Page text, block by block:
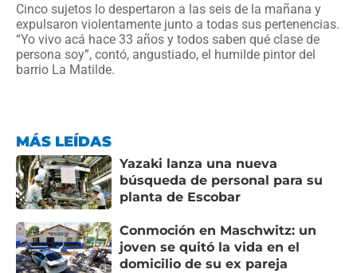
Cinco sujetos lo despertaron a las seis de la mañana y
expulsaron violentamente junto a todas sus pertenencias.
“Yo vivo acá hace 33 años y todos saben qué clase de
persona soy”, contó, angustiado, el humilde pintor del
barrio La Matilde.
MÁS LEÍDAS
Yazaki lanza una nueva
búsqueda de personal para su
planta de Escobar
Conmoción en Maschwitz: un
joven se quitó la vida en el
domicilio de su ex pareja